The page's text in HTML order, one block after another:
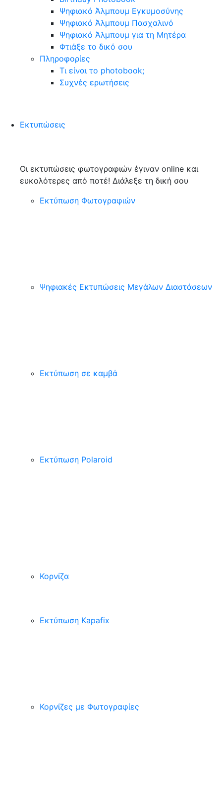
Ψηφιακό Άλμπουμ Εγκυμοσύνης
Ψηφιακό Άλμπουμ Πασχαλινό
Ψηφιακό Άλμπουμ για τη Μητέρα
Φτιάξε το δικό σου
Πληροφορίες
Τι είναι το photobook;
Συχνές ερωτήσεις
Εκτυπώσεις
Οι εκτυπώσεις φωτογραφιών έγιναν online και
ευκολότερες από ποτέ! Διάλεξε τη δική σου
Εκτύπωση Φωτογραφιών
Ψηφιακές Εκτυπώσεις Μεγάλων Διαστάσεων
Εκτύπωση σε καμβά
Εκτύπωση Polaroid
Κορνίζα
Εκτύπωση Kapafix
Κορνίζες με Φωτογραφίες